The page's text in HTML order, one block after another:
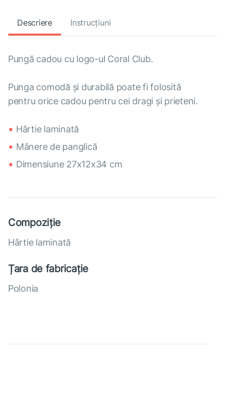
Descriere Instrucțiuni
Pungă cadou cu logo-ul Coral Club.
Punga comodă și durabilă poate fi folosită
pentru orice cadou pentru cei dragi și prieteni.
Hârtie laminată
Mânere de panglică
Dimensiune 27x12x34 cm
Compoziție
Hârtie laminată
Țara de fabricație
Polonia